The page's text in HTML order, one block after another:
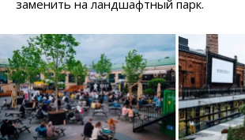
заменить на ландшафтный парк.